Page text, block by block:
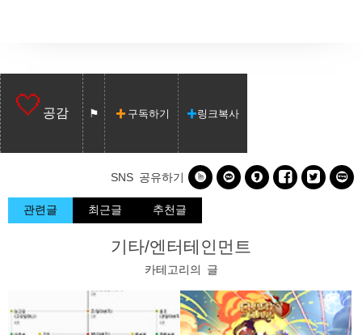
공감 구독하기 링크복사
SNS 공유하기      
관련글 최근글 추천글
기타/엔터테인먼트
카테고리의 글